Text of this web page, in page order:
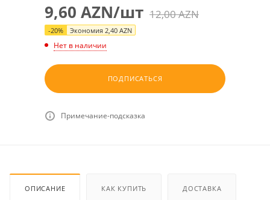
9,60 AZN/шт 12,00AZN
-20% Экономия 2,40 AZN
Нет в наличии
ПОДПИСАТЬСЯ
Примечание-подсказка
ОПИСАНИЕ КАК КУПИТЬ ДОСТАВКА